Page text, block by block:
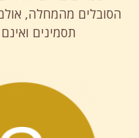
הסובלים מהמחלה,
תסמינים